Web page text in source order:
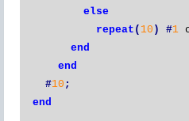
else
repeat ( 10 ) #1
end
end
#10 ;
end